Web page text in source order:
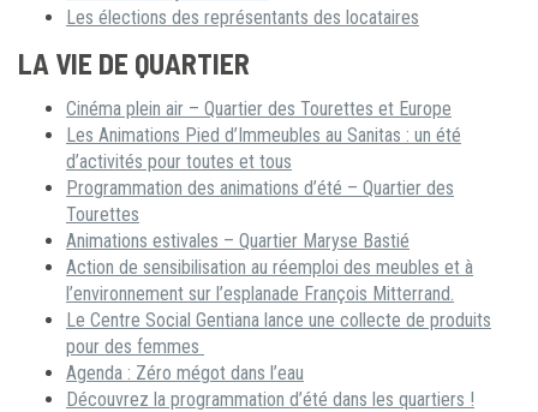
Les élections des représentants des locataires
LA VIE DE QUARTIER
Cinéma plein air – Quartier des Tourettes et Europe
Les Animations Pied d’Immeubles au Sanitas : un été
d’activités pour toutes et tous
Programmation des animations d’été – Quartier des
Tourettes
Animations estivales – Quartier Maryse Bastié
Action de sensibilisation au réemploi des meubles et à
l’environnement sur l’esplanade François Mitterrand.
Le Centre Social Gentiana lance une collecte de produits
pour des femmes
Agenda : Zéro mégot dans l’eau
Découvrez la programmation d’été dans les quartiers !